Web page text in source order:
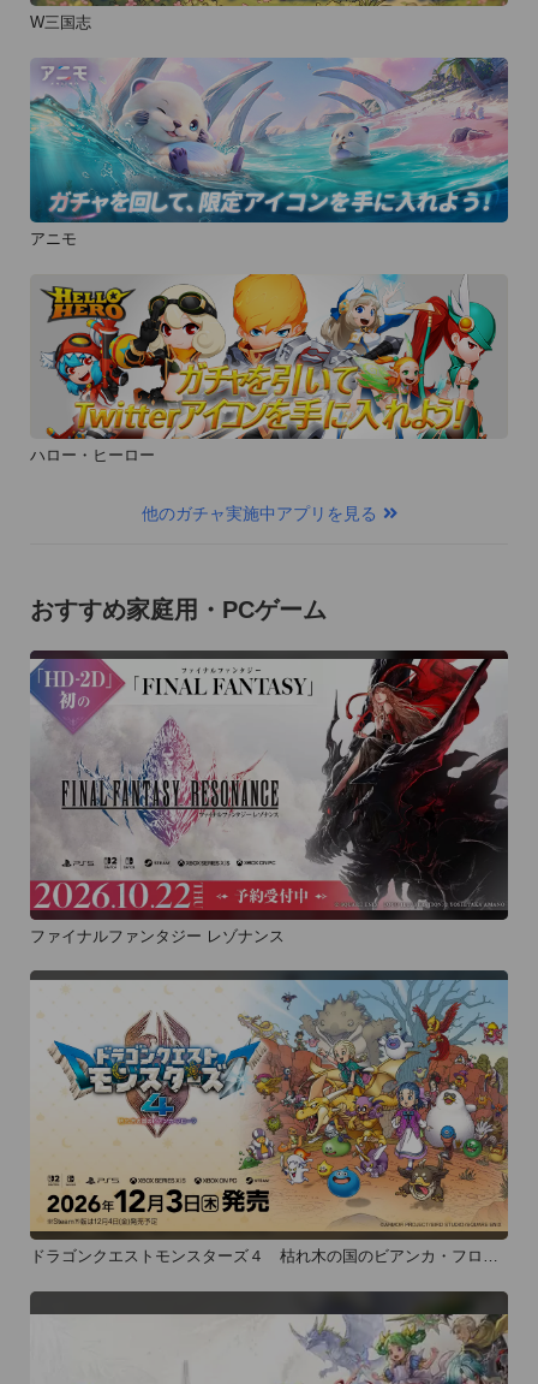
W三国志
アニモ
ハロー・ヒーロー
他のガチャ実施中アプリを見る
おすすめ家庭用・PCゲーム
ファイナルファンタジー レゾナンス
ドラゴンクエストモンスターズ４ 枯れ木の国のビアンカ・フロー